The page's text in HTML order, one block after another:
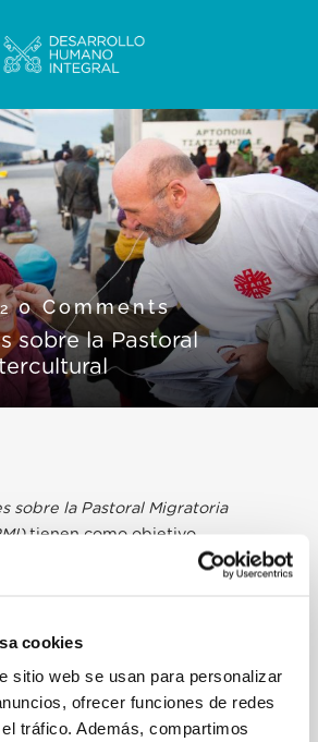
cookies
sitio web se usan para personalizar
ofrecer funciones de redes
tráfico. Además, compartimos
0 Comments
sobre la Pastoral
sobre la Pastoral Migratoria
tienen como objetivo
de unirnos en un único
el mundo, abandonando la